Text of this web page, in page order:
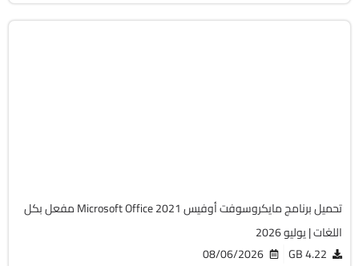
تحميل برنامج مايكروسوفت أوفيس Microsoft Office 2021 مفعل بكل
اللغات | يوليو 2026
4.22 GB
08/06/2026